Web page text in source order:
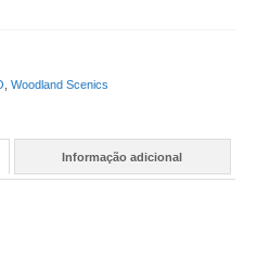
Woodland Scenics
Informação adicional